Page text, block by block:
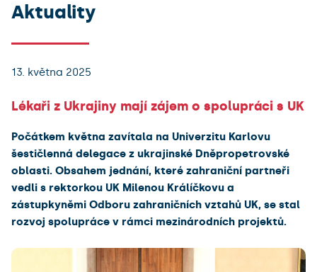
Aktuality
13. května 2025
Lékaři z Ukrajiny mají zájem o spolupráci s UK
Počátkem května zavítala na Univerzitu Karlovu
šestičlenná delegace z ukrajinské Dněpropetrovské
oblasti. Obsahem jednání, které zahraniční partneři
vedli s rektorkou UK Milenou Králíčkovu a
zástupkyněmi Odboru zahraničních vztahů UK, se stal
rozvoj spolupráce v rámci mezinárodních projektů.